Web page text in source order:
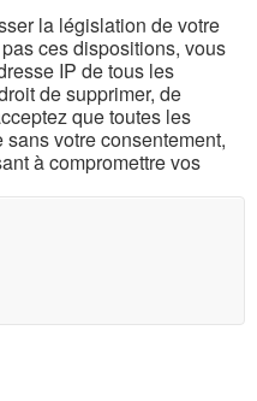
la législation de votre
ces dispositions, vous
IP de tous les
de supprimer, de
que toutes les
votre consentement,
à compromettre vos